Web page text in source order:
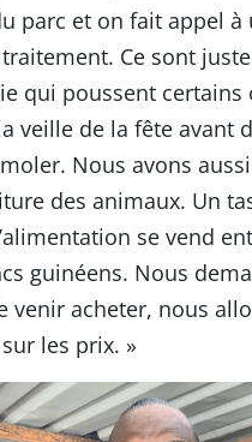
parc et on fait appel à
Ce sont
qui poussent certains
veille de la fête avant
Nous avons
des animaux. Un
se vend
guinéens. Nous
venir acheter, nous
les prix. »